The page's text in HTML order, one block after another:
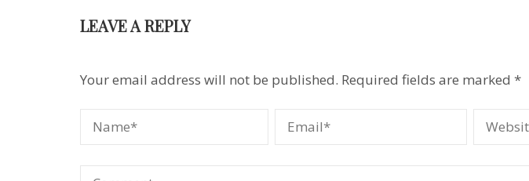
LEAVE A REPLY
Your email address will not be published. Required fields are marked *